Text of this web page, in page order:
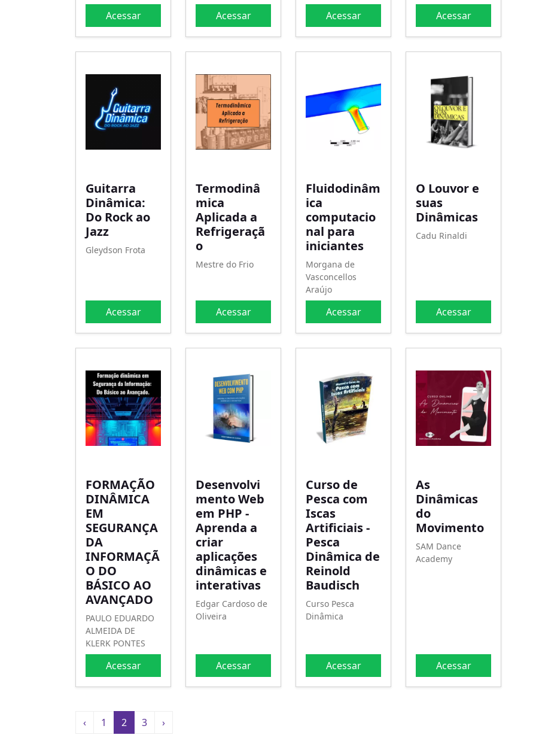
Acessar Acessar Acessar Acessar
Guitarra
Dinâmica:
Do Rock ao
Jazz
Gleydson Frota
Acessar
Termodinâ
mica
Aplicada a
Refrigeraçã
o
Mestre do Frio
Acessar
Fluidodinâm
ica
computacio
nal para
iniciantes
Morgana de
Vasconcellos
Araújo
Acessar
O Louvor e
suas
Dinâmicas
Cadu Rinaldi
Acessar
FORMAÇÃO
DINÂMICA
EM
SEGURANÇA
DA
INFORMAÇÃ
O DO
BÁSICO AO
AVANÇADO
PAULO EDUARDO
ALMEIDA DE
KLERK PONTES
Acessar
Desenvolvi
mento Web
em PHP -
Aprenda a
criar
aplicações
dinâmicas e
interativas
Edgar Cardoso de
Oliveira
Acessar
Curso de
Pesca com
Iscas
Artificiais -
Pesca
Dinâmica de
Reinold
Baudisch
Curso Pesca
Dinâmica
Acessar
As
Dinâmicas
do
Movimento
SAM Dance
Academy
Acessar
‹ 1 2 3 ›